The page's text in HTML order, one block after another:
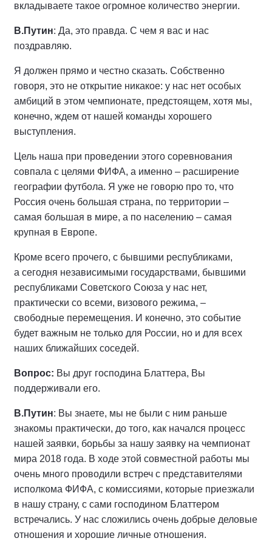
вкладываете такое огромное количество энергии.
В.Путин: Да, это правда. С чем я вас и нас
поздравляю.
Я должен прямо и честно сказать. Собственно
говоря, это не открытие никакое: у нас нет особых
амбиций в этом чемпионате, предстоящем, хотя мы,
конечно, ждем от нашей команды хорошего
выступления.
Цель наша при проведении этого соревнования
совпала с целями ФИФА, а именно – расширение
географии футбола. Я уже не говорю про то, что
Россия очень большая страна, по территории –
самая большая в мире, а по населению – самая
крупная в Европе.
Кроме всего прочего, с бывшими республиками,
а сегодня независимыми государствами, бывшими
республиками Советского Союза у нас нет,
практически со всеми, визового режима, –
свободные перемещения. И конечно, это событие
будет важным не только для России, но и для всех
наших ближайших соседей.
Вопрос: Вы друг господина Блаттера, Вы
поддерживали его.
В.Путин: Вы знаете, мы не были с ним раньше
знакомы практически, до того, как начался процесс
нашей заявки, борьбы за нашу заявку на чемпионат
мира 2018 года. В ходе этой совместной работы мы
очень много проводили встреч с представителями
исполкома ФИФА, с комиссиями, которые приезжали
в нашу страну, с сами господином Блаттером
встречались. У нас сложились очень добрые деловые
отношения и хорошие личные отношения.